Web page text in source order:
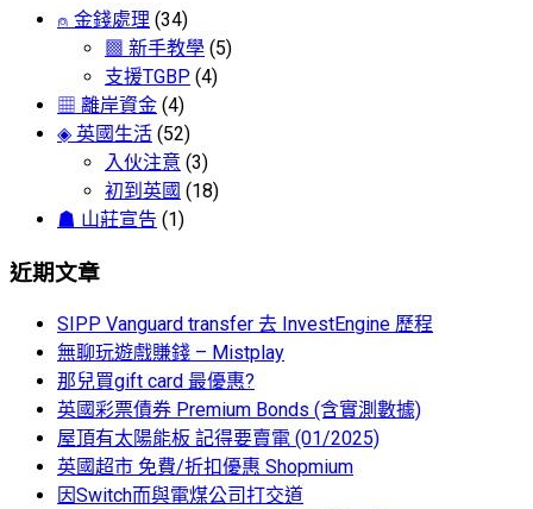
⍝ 金錢處理 (34)
▩ 新手教學 (5)
支援TGBP (4)
▦ 離岸資金 (4)
◈ 英國生活 (52)
入伙注意 (3)
初到英國 (18)
☗ 山莊宣告 (1)
近期文章
SIPP Vanguard transfer 去 InvestEngine 歷程
無聊玩遊戲賺錢 – Mistplay
那兒買gift card 最優惠?
英國彩票債券 Premium Bonds (含實測數據)
屋頂有太陽能板 記得要賣電 (01/2025)
英國超市 免費/折扣優惠 Shopmium
因Switch而與電煤公司打交道